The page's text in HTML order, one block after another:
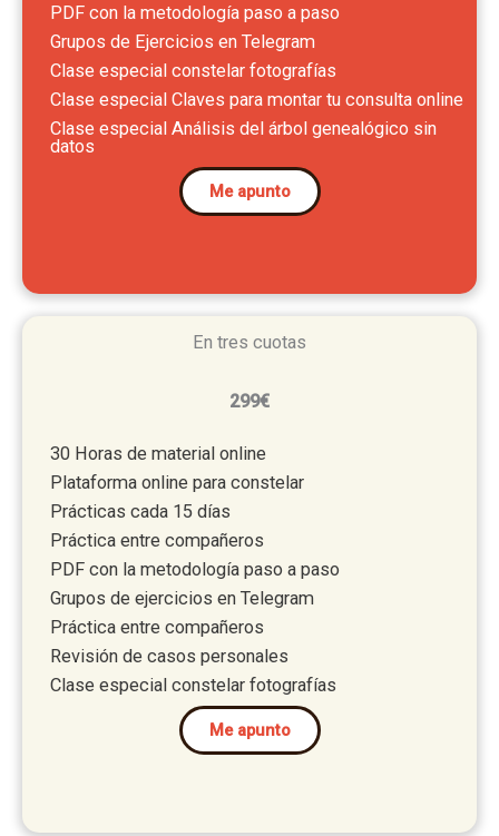
PDF con la metodología paso a paso
Grupos de Ejercicios en Telegram
Clase especial constelar fotografías
Clase especial Claves para montar tu consulta online
Clase especial Análisis del árbol genealógico sin
datos
Me apunto
En tres cuotas
299€
30 Horas de material online
Plataforma online para constelar
Prácticas cada 15 días
Práctica entre compañeros
PDF con la metodología paso a paso
Grupos de ejercicios en Telegram
Práctica entre compañeros
Revisión de casos personales
Clase especial constelar fotografías
Me apunto